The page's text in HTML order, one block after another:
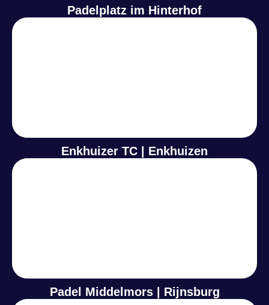
Padelplatz im Hinterhof
Enkhuizer TC | Enkhuizen
Padel Middelmors | Rijnsburg